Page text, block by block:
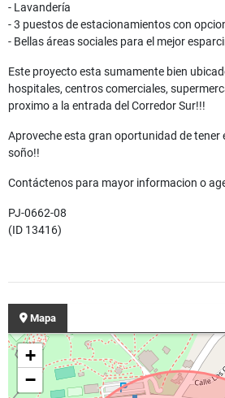
- Lavandería
- 3 puestos de estacionamientos con
- Bellas áreas sociales para el mejor
Este proyecto esta sumamente bien
hospitales, centros comerciales,
proximo a la entrada del Corredor Sur!!!
Aproveche esta gran oportunidad de tener
soño!!
Contáctenos para mayor informacion o
PJ-0662-08
(ID 13416)
Mapa
+
−